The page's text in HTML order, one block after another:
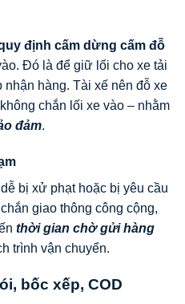
định cấm dừng cấm đỗ
Đó là để giữ lối cho xe tải
hàng. Tài xế nên đỗ xe
chắn lối xe vào – nhằm
đảm.
bị xử phạt hoặc bị yêu cầu
giao thông công cộng,
thời gian chờ gửi hàng
trình vận chuyển.
bốc xếp, COD